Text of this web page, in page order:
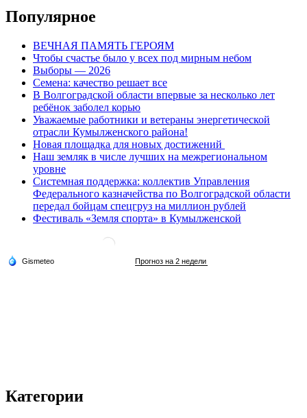
Популярное
ВЕЧНАЯ ПАМЯТЬ ГЕРОЯМ
Чтобы счастье было у всех под мирным небом
Выборы — 2026
Семена: качество решает все
В Волгоградской области впервые за несколько лет
ребёнок заболел корью
Уважаемые работники и ветераны энергетической
отрасли Кумылженского района!
Новая площадка для новых достижений
Наш земляк в числе лучших на межрегиональном
уровне
Системная поддержка: коллектив Управления
Федерального казначейства по Волгоградской области
передал бойцам спецгруз на миллион рублей
Фестиваль «Земля спорта» в Кумылженской
Категории